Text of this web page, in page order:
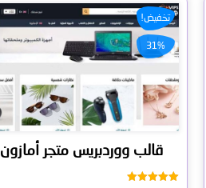
قالب ووردبريس متجر أمازون
تخفيض!
31%